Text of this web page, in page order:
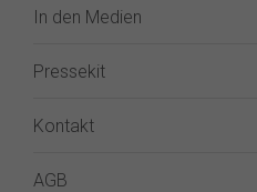
In den Medien
Pressekit
Kontakt
AGB